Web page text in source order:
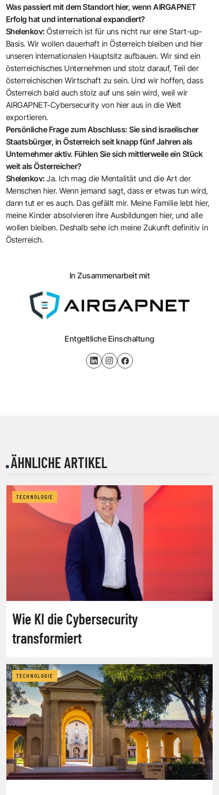
Was passiert mit dem Standort hier, wenn AIRGAPNET
Erfolg hat und international expandiert?
Shelenkov: Österreich ist für uns nicht nur eine Start-up-
Basis. Wir wollen dauerhaft in Österreich bleiben und hier
unseren internationalen Hauptsitz aufbauen. Wir sind ein
österreichisches Unternehmen und stolz darauf, Teil der
österreichischen Wirtschaft zu sein. Und wir hoffen, dass
Österreich bald auch stolz auf uns sein wird, weil wir
AIRGAPNET-Cybersecurity von hier aus in die Welt
exportieren.
Persönliche Frage zum Abschluss: Sie sind israelischer
Staatsbürger, in Österreich seit knapp fünf Jahren als
Unternehmer aktiv. Fühlen Sie sich mittlerweile ein Stück
weit als Österreicher?
Shelenkov:Ja. Ich mag die Menta­lität und die Art der
Menschen hier. Wenn jemand sagt, dass er etwas tun wird,
dann tut er es auch. Das gefällt mir. Meine Familie lebt hier,
meine ­Kinder absolvieren ihre Ausbildungen hier, und alle
wollen bleiben. Deshalb sehe ich meine Zukunft definitiv in
­Österreich.
In Zusammenarbeit mit
Entgeltliche Einschaltung
ÄHNLICHE ARTIKEL
TECHNOLOGIE
Wie KI die Cybersecurity
transformiert
TECHNOLOGIE